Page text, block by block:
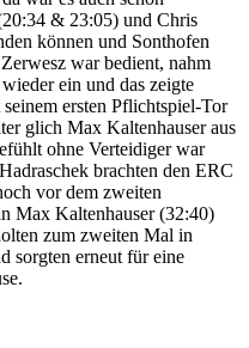
& 23:05) und Chris
können und Sonthofen
war bedient, nahm
ein und das zeigte
ersten Pflichtspiel-Tor
glich Max Kaltenhauser aus
ohne Verteidiger war
brachten den ERC
vor dem zweiten
Max Kaltenhauser (32:40)
zum zweiten Mal in
sorgten erneut für eine